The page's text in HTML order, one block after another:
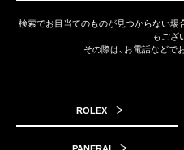
検索でお目当てのものが見つからない
もござ
その際は､お電話などで
ROLEX
PANERAI